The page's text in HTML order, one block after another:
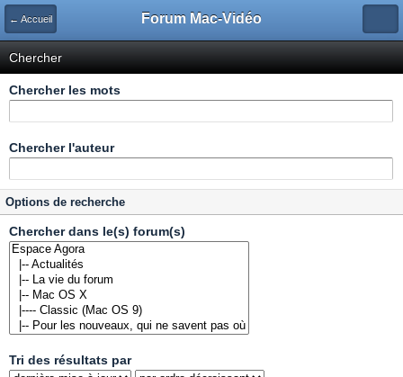
← Accueil Forum Mac-Vidéo
Chercher
Chercher les mots
Chercher l'auteur
Options de recherche
Chercher dans le(s) forum(s)
Tri des résultats par